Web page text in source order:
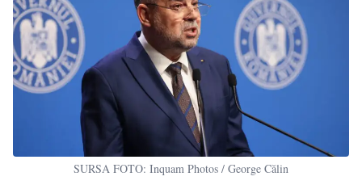
SURSA FOTO: Inquam Photos / George Călin